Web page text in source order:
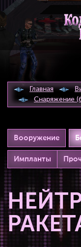
Главная
Снаряжение
Вооружение
Импланты